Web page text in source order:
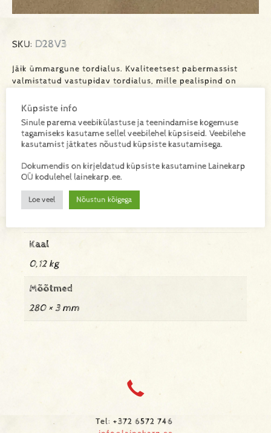
SKU: D28V3
Jäik ümmargune tordialus. Kvaliteetsest pabermassist
valmistatud vastupidav tordialus, mille pealispind on
ideaalselt kookide serveerimiseks ja transportimiseks,
lisades igale koogile professionaalse ilme. Iga alus on
hügieeniliselt pakendatud eraldi kilesse.
Lisa toode päringukorvi
Lisainfo
Kaal
0,12 kg
Mõõtmed
280 × 3 mm
Küpsiste info
Sinule parema veebikülastuse ja teenindamise kogemuse
tagamiseks kasutame sellel veebilehel küpsiseid. Veebilehe
kasutamist jätkates nõustud küpsiste kasutamisega.
Dokumendis on kirjeldatud küpsiste kasutamine Lainekarp
OÜ kodulehel lainekarp.ee.
Loe veel Nõustun kõigega
Tel: +372 6572 746